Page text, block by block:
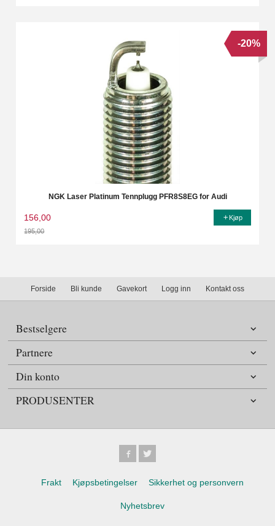
NGK Laser Platinum Tennplugg PFR8S8EG for Audi
156,00
195,00
-20%
Kjøp
Forside Bli kunde Gavekort Logg inn Kontakt oss
Bestselgere
Partnere
Din konto
PRODUSENTER
Frakt Kjøpsbetingelser Sikkerhet og personvern
Nyhetsbrev